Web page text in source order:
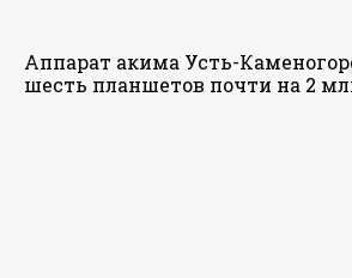
Аппарат акима Усть-
шесть планшетов почти на 2